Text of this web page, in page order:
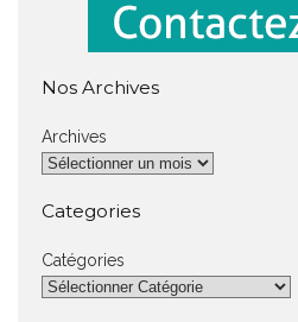
Nos Archives
Archives
Categories
Catégories